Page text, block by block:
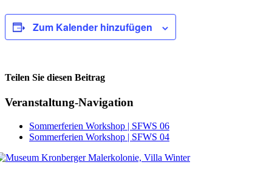
Zum Kalender hinzufügen
Teilen Sie diesen Beitrag
Facebook
Veranstaltung-Navigation
Sommerferien Workshop | SFWS 06
Sommerferien Workshop | SFWS 04